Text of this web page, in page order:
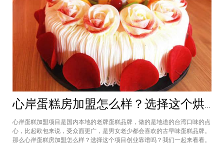
心岸蛋糕房加盟怎么样？选择这个烘焙品牌创业靠谱吗
心岸蛋糕加盟项目是国内本地的老牌蛋糕品牌，做的是地道的台湾口味的点
心，比起欧包来说，受众面更广，是男女老少都会喜欢的古早味蛋糕品牌。
那么心岸蛋糕房加盟怎么样？选择这个项目创业靠谱吗？我们一起来看看。